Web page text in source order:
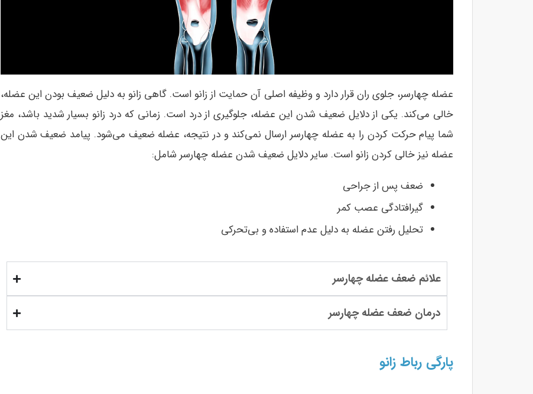
عضله چهارسر، جلوی ران قرار دارد و وظیفه اصلی آن حمایت از زانو است. گاهی زانو به دلیل ضعیف بودن این عضله،
خالی می‌کند. یکی از دلایل ضعیف شدن این عضله، جلوگیری از درد است. زمانی که درد زانو بسیار شدید باشد، مغز
شما پیام حرکت کردن را به عضله چهارسر ارسال نمی‌کند و در نتیجه، عضله ضعیف می‌شود. پیامد ضعیف شدن این
عضله نیز خالی کردن زانو است. سایر دلایل ضعیف شدن عضله چهارسر شامل:
ضعف پس از جراحی
گیرافتادگی عصب کمر
تحلیل رفتن عضله به دلیل عدم‌ استفاده و بی‌تحرکی
علائم ضعف عضله چهارسر
درمان ضعف عضله چهارسر
پارگی رباط زانو